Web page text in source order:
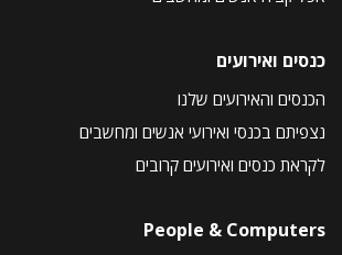
כנסים ואירועים
הכנסים והאירועים שלנו
נצפיתם בכנסי ואירועי אנשים ומחשבים
לקראת כנסים ואירועים קרובים
People & Computers